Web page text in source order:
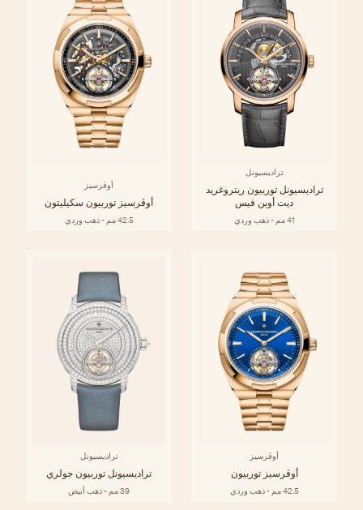
تراديسيونل
تراديسيونل توربيون ريتروغريد
ديت أوبن فيس
41 مم - ذهب وردي
أوڤرسيز
أوڤرسيز توربيون سكيليتون
42.5 مم - ذهب وردي
أوڤرسيز
أوڤرسيز توربيون
42.5 مم - ذهب وردي
تراديسيونل
تراديسيونل توربيون جولري
39 مم - ذهب أبيض